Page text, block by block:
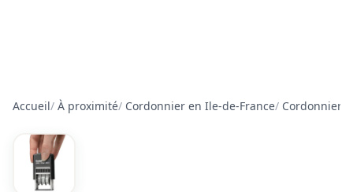
Accueil/ À proximité/ Cordonnier en Ile-de-France/ Cordonnier